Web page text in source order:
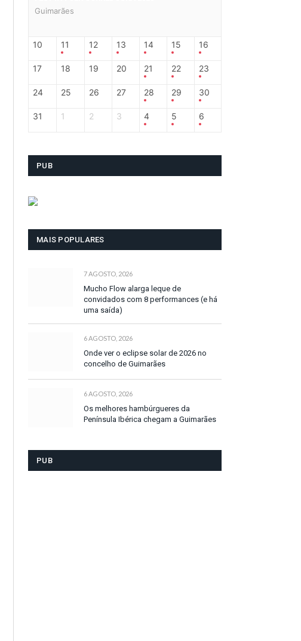
Guimarães
10 11 12 13 14 15 16
17 18 19 20 21 22 23
24 25 26 27 28 29 30
31 1 2 3 4 5 6
PUB
MAIS POPULARES
7 AGOSTO, 2026
Mucho Flow alarga leque de
convidados com 8 performances (e há
uma saída)
6 AGOSTO, 2026
Onde ver o eclipse solar de 2026 no
concelho de Guimarães
6 AGOSTO, 2026
Os melhores hambúrgueres da
Península Ibérica chegam a Guimarães
PUB